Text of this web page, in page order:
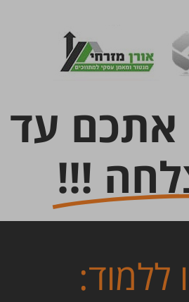
אתכם עד
!!!
ללמוד: